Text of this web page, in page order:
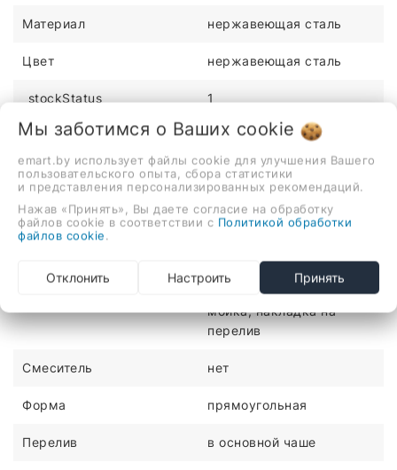
Материал нержавеющая сталь
Цвет нержавеющая сталь
_stockStatus 1
Комплектация
крепления, накладка на
сливное отверстие,
корзинчатый вентиль 1.5,
сифон, коландер, шаблон
для врезки, сливная
арматура, инструкция,
моющего средства,
гарантийный талон,
мойка, накладка на
перелив
Смеситель нет
Форма прямоугольная
Перелив в основной чаше
Мы заботимся о Ваших cookie
emart.by использует файлы cookie для улучшения Вашего
пользовательского опыта, сбора статистики
и представления персонализированных рекомендаций.
Нажав «Принять», Вы даете согласие на обработку
файлов cookie в соответствии с Политикой обработки
файлов cookie.
Отклонить Настроить Принять